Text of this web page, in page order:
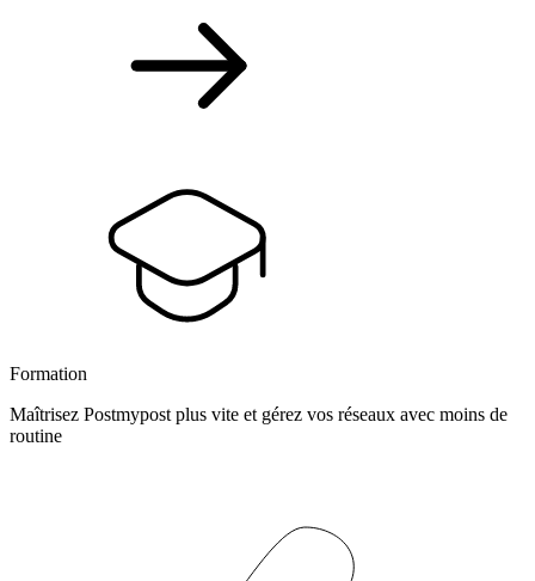
Formation
Maîtrisez Postmypost plus vite et gérez vos réseaux avec moins de
routine